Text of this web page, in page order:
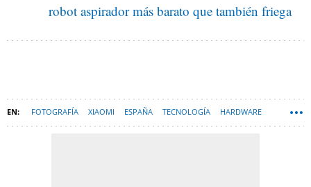
robot aspirador más barato que también friega
FOTOGRAFÍA XIAOMI ESPAÑA TECNOLOGÍA HARDWARE